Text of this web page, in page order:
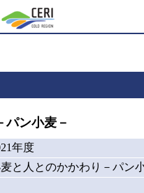
ン小麦－
年度
と人とのかかわり－パン